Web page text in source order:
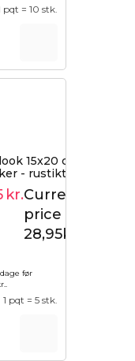
pqt = 10 stk.
15x20 cm med
- rustikt og
kr.Current
price is:
28,95kr..
før
.
1 pqt = 5 stk.